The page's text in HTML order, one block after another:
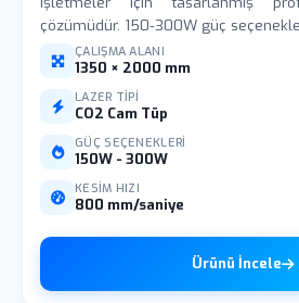
çözümüdür. 150-300W güç
ÇALIŞMA ALANI
1350 × 2000 mm
LAZER TIPI
CO2 Cam Tüp
GÜÇ SEÇENEKLERI
150W - 300W
KESIM HIZI
800 mm/saniye
Ürünü İncele